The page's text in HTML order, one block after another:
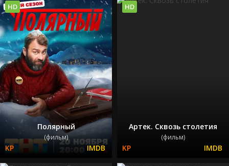
Полярный
(фильм)
HD
Артек. Сквозь столетия
(фильм)
HD